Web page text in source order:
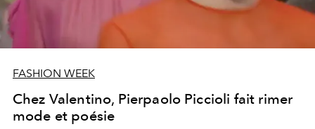
FASHION WEEK
Chez Valentino, Pierpaolo Piccioli fait rimer
mode et poésie